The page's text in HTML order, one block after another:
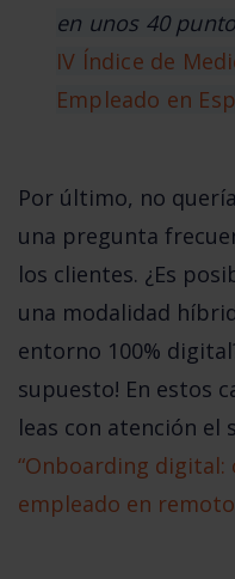
en unos 40
IV Índice de
Empleado en
Por último, no
una pregunta
los clientes. ¿Es
una modalidad
entorno 100%
supuesto! En estos
“Onboarding
empleado en